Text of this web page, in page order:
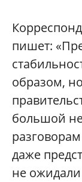
пишет:
образом,
большой
даже
не ожидали